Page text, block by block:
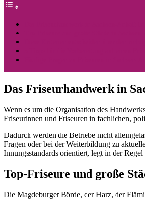
Das Friseurhandwerk in
Wenn es um die Organisation des
Friseurinnen und Friseuren in fachlichen,
Dadurch werden die Betriebe nicht
Fragen oder bei der Weiterbildung zu
Innungsstandards orientiert, legt in der
Top-Friseure und große
Die Magdeburger Börde, der Harz, der